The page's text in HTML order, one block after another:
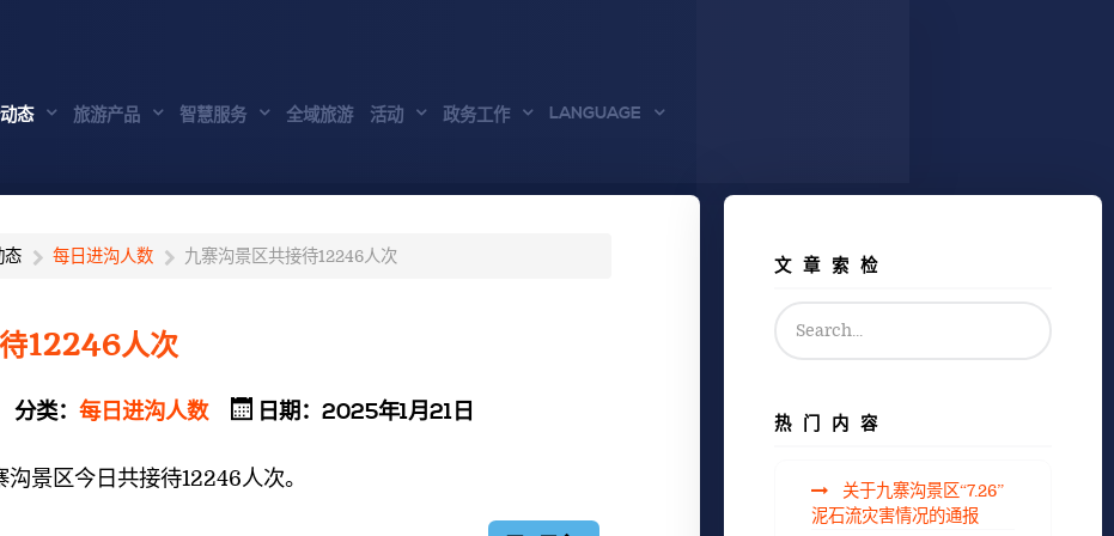
态 旅游产品 智慧服务 全域旅游 活动 政务工作 LANGUAGE
态 每日进沟人数 九寨沟景区共接待12246人次
12246人次
分类： 每日进沟人数 日期：2025年1月21日
沟景区今日共接待12246人次。
文章索检
热门内容
关于九寨沟景区“7.26”
泥石流灾害情况的通报